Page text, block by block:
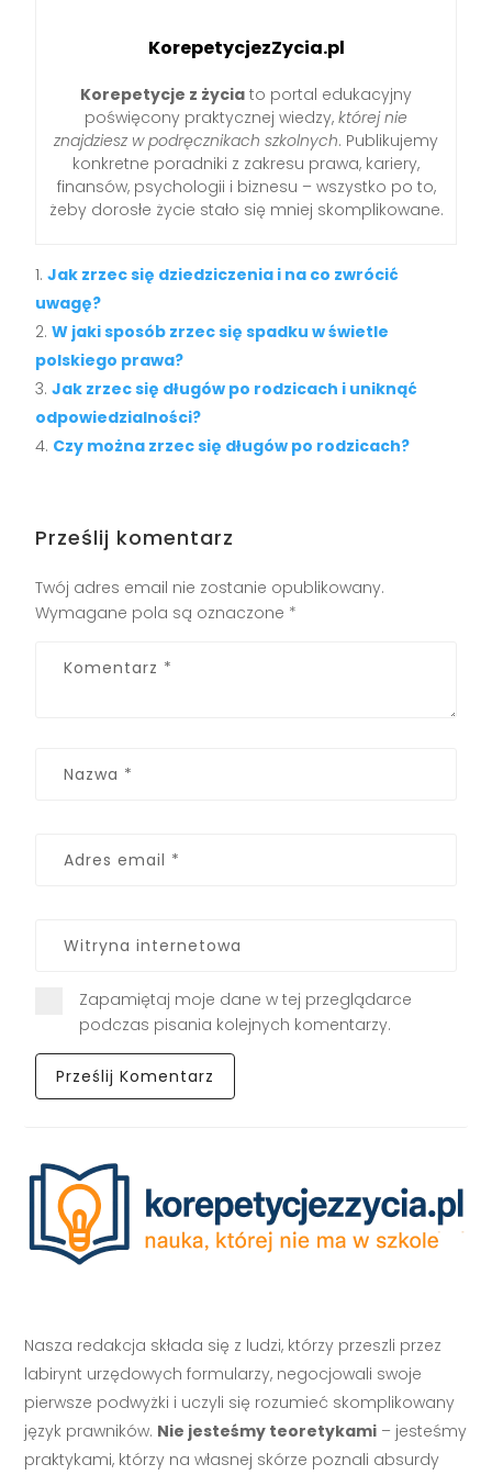
KorepetycjezZycia.pl
Korepetycje z życia to portal edukacyjny
poświęcony praktycznej wiedzy, której nie
znajdziesz w podręcznikach szkolnych. Publikujemy
konkretne poradniki z zakresu prawa, kariery,
finansów, psychologii i biznesu – wszystko po to,
żeby dorosłe życie stało się mniej skomplikowane.
Jak zrzec się dziedziczenia i na co zwrócić
uwagę?
W jaki sposób zrzec się spadku w świetle
polskiego prawa?
Jak zrzec się długów po rodzicach i uniknąć
odpowiedzialności?
Czy można zrzec się długów po rodzicach?
Prześlij komentarz
Twój adres email nie zostanie opublikowany.
Wymagane pola są oznaczone *
Zapamiętaj moje dane w tej przeglądarce
podczas pisania kolejnych komentarzy.
Nasza redakcja składa się z ludzi, którzy przeszli przez
labirynt urzędowych formularzy, negocjowali swoje
pierwsze podwyżki i uczyli się rozumieć skomplikowany
język prawników. Nie jesteśmy teoretykami – jesteśmy
praktykami, którzy na własnej skórze poznali absurdy